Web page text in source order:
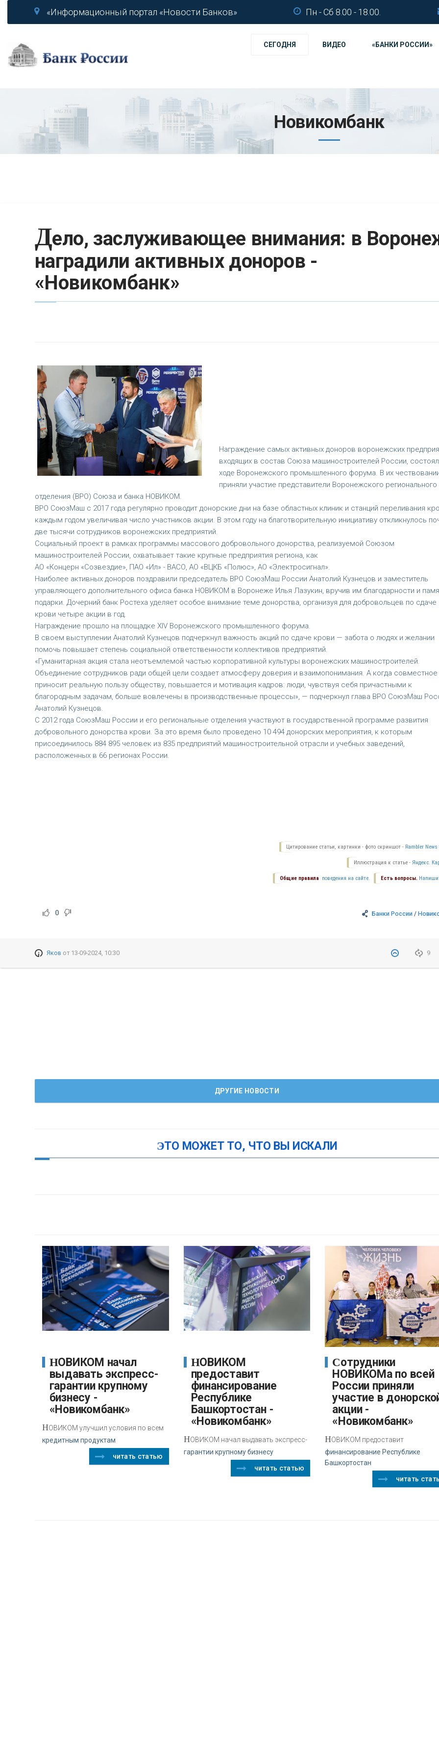
«Информационный портал «Новости Банков» Пн - Сб 8.00 - 18.00.
СЕГОДНЯ ВИДЕО «БАНКИ РОССИИ»
Новикомбанк
Дело, заслуживающее внимания: в
наградили активных доноров -
«Новикомбанк»
Награждение самых активных доноров воронежских
входящих в состав Союза машиностроителей России,
ходе Воронежского промышленного форума. В их
приняли участие представители Воронежского регионального
отделения (ВРО) Союза и банка НОВИКОМ.
ВРО СоюзМаш с 2017 года регулярно проводит донорские дни на базе областных клиник и станций переливания
каждым годом увеличивая число участников акции. В этом году на благотворительную инициативу откликнулось
две тысячи сотрудников воронежских предприятий.
Социальный проект в рамках программы массового добровольного донорства, реализуемой Союзом
машиностроителей России, охватывает такие крупные предприятия региона, как
АО «Концерн «Созвездие», ПАО «Ил» - ВАСО, АО «ВЦКБ «Полюс», АО «Электросигнал».
Наиболее активных доноров поздравили председатель ВРО СоюзМаш России Анатолий Кузнецов и заместитель
управляющего дополнительного офиса банка НОВИКОМ в Воронеже Илья Лазукин, вручив им благодарности и
подарки. Дочерний банк Ростеха уделяет особое внимание теме донорства, организуя для добровольцев по сдаче
крови четыре акции в год.
Награждение прошло на площадке XIV Воронежского промышленного форума.
В своем выступлении Анатолий Кузнецов подчеркнул важность акций по сдаче крови — забота о людях и желании
помочь повышает степень социальной ответственности коллективов предприятий.
«Гуманитарная акция стала неотъемлемой частью корпоративной культуры воронежских машиностроителей.
Объединение сотрудников ради общей цели создает атмосферу доверия и взаимопонимания. А когда совместное
приносит реальную пользу обществу, повышается и мотивация кадров: люди, чувствуя себя причастными к
благородным задачам, больше вовлечены в производственные процессы», — подчеркнул глава ВРО СоюзМаш
Анатолий Кузнецов.
С 2012 года СоюзМаш России и его региональные отделения участвуют в государственной программе развития
добровольного донорства крови. За это время было проведено 10 494 донорских мероприятия, к которым
присоединилось 884 895 человек из 835 предприятий машиностроительной отрасли и учебных заведений,
расположенных в 66 регионах России.
Цитирование статьи, картинки - фото скриншот - Rambler News
Иллюстрация к статье - Яндекс.
Есть вопросы.
Общие правила поведения на сайте.
Банки России /
0
9
Яков от 13-09-2024, 10:30
ДРУГИЕ НОВОСТИ
ЭТО МОЖЕТ ТО, ЧТО ВЫ ИСКАЛИ
НОВИКОМ начал
выдавать экспресс-
гарантии крупному
бизнесу -
«Новикомбанк»
НОВИКОМ улучшил условия по всем
кредитным продуктам
читать статью
НОВИКОМ
предоставит
финансирование
Республике
Башкортостан -
«Новикомбанк»
НОВИКОМ начал выдавать экспресс-
гарантии крупному бизнесу
читать статью
Сотрудники
НОВИКОМа по всей
России приняли
участие в
акции -
«Новикомбанк»
НОВИКОМ предоставит
финансирование Республике
Башкортостан
читать